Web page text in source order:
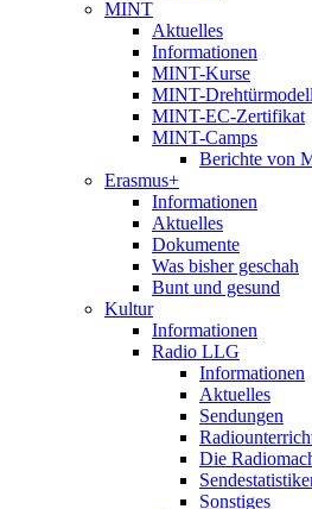
MINT
Aktuelles
Informationen
MINT-Kurse
MINT-Drehtürmodell
MINT-EC-Zertifikat
MINT-Camps
Berichte von
Erasmus+
Informationen
Aktuelles
Dokumente
Was bisher geschah
Bunt und gesund
Kultur
Informationen
Radio LLG
Informationen
Aktuelles
Sendungen
Die
Sonstiges